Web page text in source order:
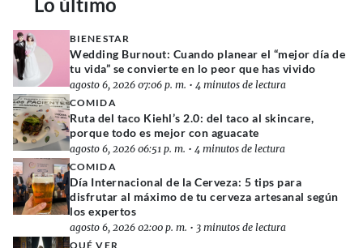
BIENESTAR
Wedding Burnout: Cuando planear el “mejor día de
tu vida” se convierte en lo peor que has vivido
agosto 6, 2026 07:06 p. m. • 4 minutos de lectura
COMIDA
Ruta del taco Kiehl’s 2.0: del taco al skincare,
porque todo es mejor con aguacate
agosto 6, 2026 06:51 p. m. • 4 minutos de lectura
COMIDA
Día Internacional de la Cerveza: 5 tips para
disfrutar al máximo de tu cerveza artesanal según
los expertos
agosto 6, 2026 02:00 p. m. • 3 minutos de lectura
QUÉ VER